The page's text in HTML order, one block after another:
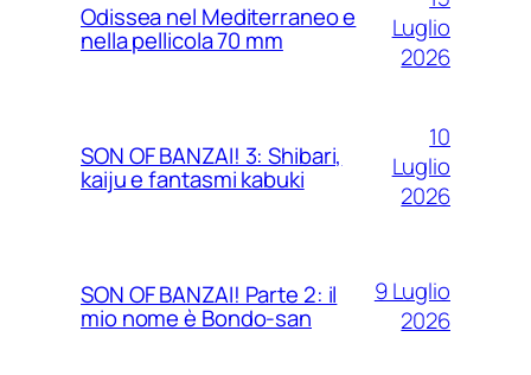
Odissea nel Mediterraneo e
nella pellicola 70 mm
Luglio
2026
SON OF BANZAI! 3: Shibari,
kaiju e fantasmi kabuki
10
Luglio
2026
SON OF BANZAI! Parte 2: il
mio nome è Bondo-san
9 Luglio
2026